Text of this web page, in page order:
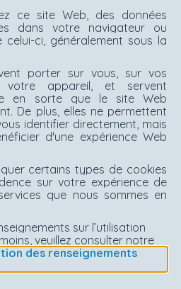
ce site Web, des données
dans votre navigateur ou
ci, généralement sous la
porter sur vous, sur vos
appareil, et servent
en sorte que le site Web
De plus, elles ne permettent
identifier directement, mais
d'une expérience Web
certains types de cookies
sur votre expérience de
que nous sommes en
sur l’utilisation
veuillez consulter notre
des renseignements